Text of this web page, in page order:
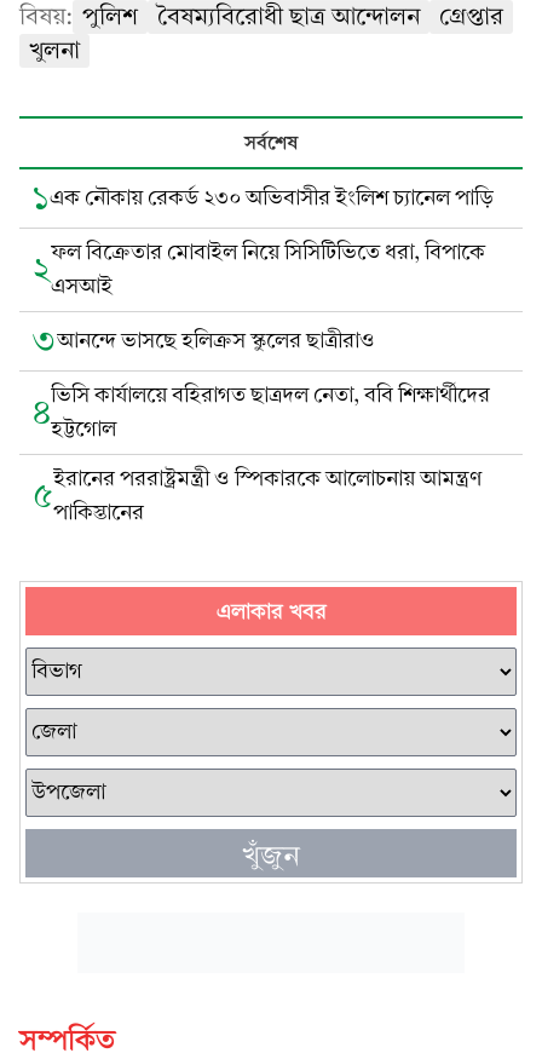
বিষয়: পুলিশ বৈষম্যবিরোধী ছাত্র আন্দোলন
গ্রেপ্তার
খুলনা
সর্বশেষ
১এক নৌকায় রেকর্ড ২৩০ অভিবাসীর ইংলিশ চ্যানেল পাড়ি
২ফল বিক্রেতার মোবাইল নিয়ে সিসিটিভিতে ধরা, বিপাকে
এসআই
৩আনন্দে ভাসছে হলিক্রস স্কুলের ছাত্রীরাও
৪ভিসি কার্যালয়ে বহিরাগত ছাত্রদল নেতা, ববি শিক্ষার্থীদের
হট্টগোল
৫ইরানের পররাষ্ট্রমন্ত্রী ও স্পিকারকে আলোচনায় আমন্ত্রণ
পাকিস্তানের
এলাকার খবর
খুঁজুন
সম্পর্কিত